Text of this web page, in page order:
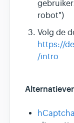
robot")
Volg de
https://
/intro
hCaptcha